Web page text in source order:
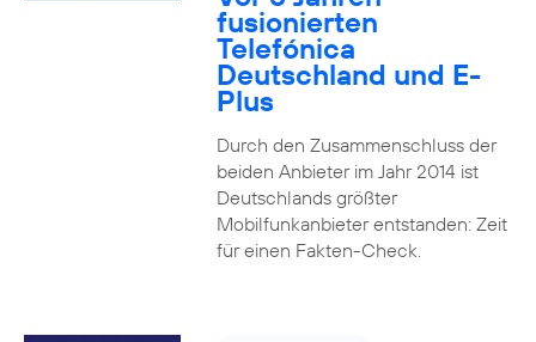
fusionierten
Telefónica
Deutschland und E-
Plus
Durch den Zusammenschluss der
beiden Anbieter im Jahr 2014 ist
Deutschlands größter
Mobilfunkanbieter entstanden: Zeit
für einen Fakten-Check.